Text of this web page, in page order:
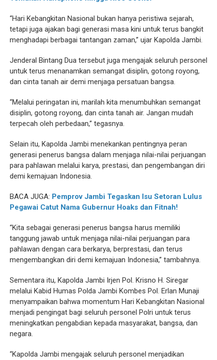
“Hari Kebangkitan Nasional bukan hanya peristiwa sejarah,
tetapi juga ajakan bagi generasi masa kini untuk terus bangkit
menghadapi berbagai tantangan zaman,” ujar Kapolda Jambi.
Jenderal Bintang Dua tersebut juga mengajak seluruh personel
untuk terus menanamkan semangat disiplin, gotong royong,
dan cinta tanah air demi menjaga persatuan bangsa.
“Melalui peringatan ini, marilah kita menumbuhkan semangat
disiplin, gotong royong, dan cinta tanah air. Jangan mudah
terpecah oleh perbedaan,” tegasnya.
Selain itu, Kapolda Jambi menekankan pentingnya peran
generasi penerus bangsa dalam menjaga nilai-nilai perjuangan
para pahlawan melalui karya, prestasi, dan pengembangan diri
demi kemajuan Indonesia.
BACA JUGA: Pemprov Jambi Tegaskan Isu Setoran Lulus
Pegawai Catut Nama Gubernur Hoaks dan Fitnah!
“Kita sebagai generasi penerus bangsa harus memiliki
tanggung jawab untuk menjaga nilai-nilai perjuangan para
pahlawan dengan cara berkarya, berprestasi, dan terus
mengembangkan diri demi kemajuan Indonesia,” tambahnya.
Sementara itu, Kapolda Jambi Irjen Pol. Krisno H. Siregar
melalui Kabid Humas Polda Jambi Kombes Pol. Erlan Munaji
menyampaikan bahwa momentum Hari Kebangkitan Nasional
menjadi pengingat bagi seluruh personel Polri untuk terus
meningkatkan pengabdian kepada masyarakat, bangsa, dan
negara.
“Kapolda Jambi mengajak seluruh personel menjadikan